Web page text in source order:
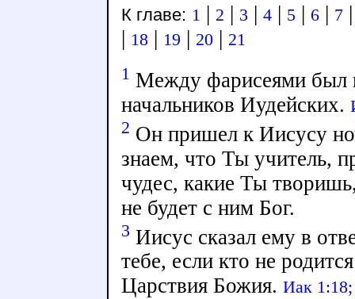
К главе: 1 | 2 | 3 | 4| 5| 6| 7
| 18| 19 | 20| 21
1 Между фарисеями был
начальников Иудейских.
2 Он пришел к Иисусу
знаем, что Ты учитель,
чудес, какие Ты
не будет с ним Бог.
3 Иисус сказал ему в
тебе, если кто не
Царствия Божия. Иак 1:18;